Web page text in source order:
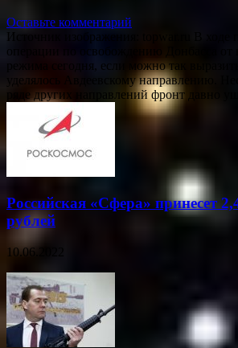
Оставьте комментарий
Источник изображения: topwar.ru В ходе
операции по освобождению Донбасса от
режима сегодня, если можно так
уделялось Авдеевскому направлению.
ряде других направлений фронт давно
Российская «Сфера» принесет
рублей
10.06.2022